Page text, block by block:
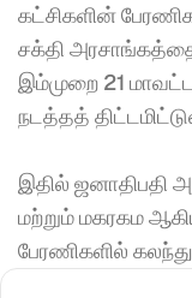
கட்சிகளின்
சக்தி
இம்முறை 21
நடத்தத்
இதில் ஜனாதிபதி
மற்றும் மகரகம
பேரணிகளில்